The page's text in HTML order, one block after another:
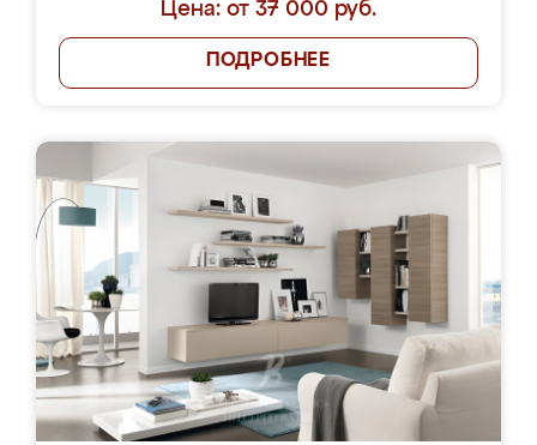
Цена: от 37 000 руб.
ПОДРОБНЕЕ